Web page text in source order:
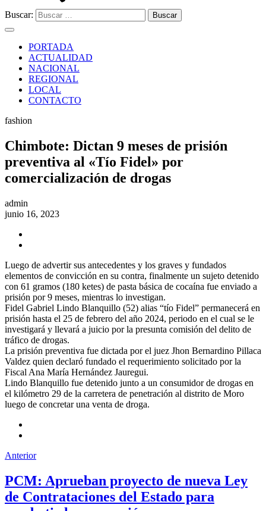
Buscar:
PORTADA
ACTUALIDAD
NACIONAL
REGIONAL
LOCAL
CONTACTO
fashion
Chimbote: Dictan 9 meses de prisión
preventiva al «Tío Fidel» por
comercialización de drogas
admin
junio 16, 2023
Luego de advertir sus antecedentes y los graves y fundados
elementos de convicción en su contra, finalmente un sujeto detenido
con 61 gramos (180 ketes) de pasta básica de cocaína fue enviado a
prisión por 9 meses, mientras lo investigan.
Fidel Gabriel Lindo Blanquillo (52) alias “tío Fidel” permanecerá en
prisión hasta el 25 de febrero del año 2024, periodo en el cual se le
investigará y llevará a juicio por la presunta comisión del delito de
tráfico de drogas.
La prisión preventiva fue dictada por el juez Jhon Bernardino Pillaca
Valdez quien declaró fundado el requerimiento solicitado por la
Fiscal Ana María Hernández Jauregui.
Lindo Blanquillo fue detenido junto a un consumidor de drogas en
el kilómetro 29 de la carretera de penetración al distrito de Moro
luego de concretar una venta de droga.
Anterior
PCM: Aprueban proyecto de nueva Ley
de Contrataciones del Estado para